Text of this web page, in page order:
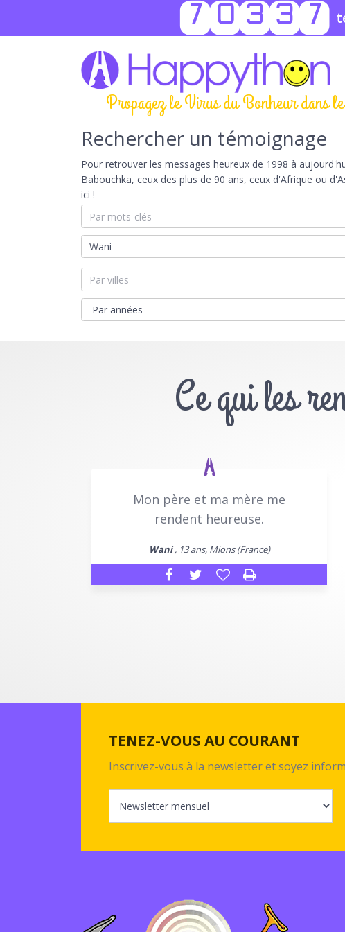
70337
Propagez le Virus du Bonheur dans
Rechercher un témoignage
Pour retrouver les messages heureux de 1998 à
Babouchka, ceux des plus de 90 ans, ceux d'Afrique ou
ici !
Ce qui les
Mon père et ma mère me
rendent heureuse.
Wani, 13 ans, Mions (France)
TENEZ-VOUS AU COURANT
Inscrivez-vous à la newsletter et soyez